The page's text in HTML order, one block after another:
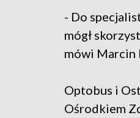
- Do
mógł
mówi Marcin
Optobus i
Ośrodkiem